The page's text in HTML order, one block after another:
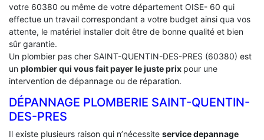
votre 60380 ou même de votre département OISE- 60 qui
effectue un travail correspondant a votre budget ainsi qua vos
attente, le matériel installer doit être de bonne qualité et bien
sûr garantie.
Un plombier pas cher SAINT-QUENTIN-DES-PRES (60380) est
un plombier qui vous fait payer le juste prix pour une
intervention de dépannage ou de réparation.
DÉPANNAGE PLOMBERIE SAINT-QUENTIN-
DES-PRES
Il existe plusieurs raison qui n’nécessite service depannage